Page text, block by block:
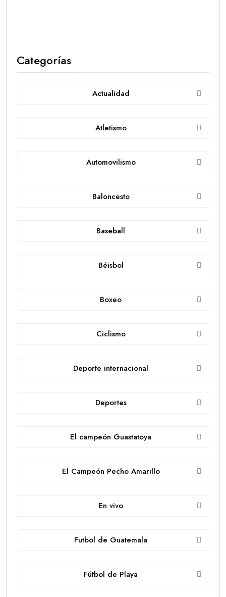
Categorías
Actualidad
Atletismo
Automovilismo
Baloncesto
Baseball
Béisbol
Boxeo
Ciclismo
Deporte internacional
Deportes
El campeón Guastatoya
El Campeón Pecho Amarillo
En vivo
Futbol de Guatemala
Fútbol de Playa